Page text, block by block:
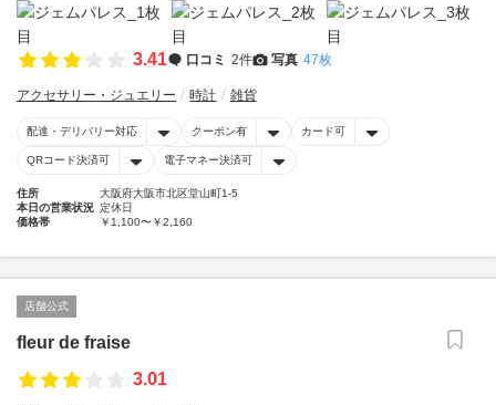
3.41 口コミ 2件 写真 47枚
アクセサリー・ジュエリー 時計 雑貨
配達・デリバリー対応 クーポン有 カード可
QRコード決済可 電子マネー決済可
住所
大阪府大阪市北区堂山町1-5
本日の営業状況 定休日
価格帯
￥1,100〜￥2,160
店舗公式
fleur de fraise
3.01